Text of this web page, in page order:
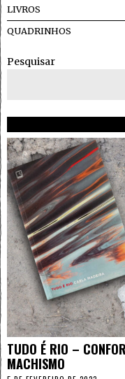
LIVROS
QUADRINHOS
Pesquisar
TUDO É RIO –
MACHISMO